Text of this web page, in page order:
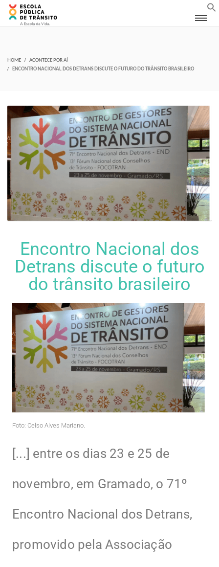
HOME
ACONTECE POR AÍ
ENCONTRO NACIONAL DOS DETRANS DISCUTE O FUTURO DO TRÂNSITO BRASILEIRO
Encontro Nacional dos
Detrans discute o futuro
do trânsito brasileiro
Foto: Celso Alves Mariano.
[...] entre os dias 23 e 25 de
novembro, em Gramado, o 71º
Encontro Nacional dos Detrans,
promovido pela Associação